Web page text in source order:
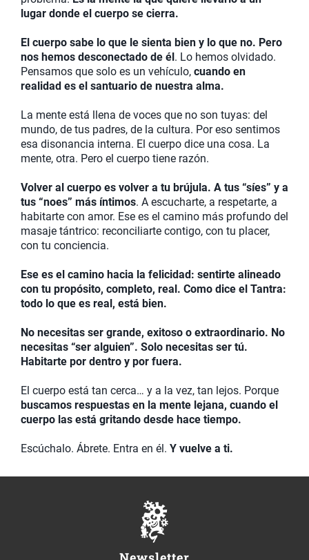
lugar donde el cuerpo se cierra.
El cuerpo sabe lo que le sienta bien y lo que no. Pero
nos hemos desconectado de él . Lo hemos olvidado.
Pensamos que solo es un vehículo, cuando en
realidad es el santuario de nuestra alma.
La mente está llena de voces que no son tuyas: del
mundo, de tus padres, de la cultura. Por eso sentimos
esa disonancia interna. El cuerpo dice una cosa. La
mente, otra. Pero el cuerpo tiene razón.
Volver al cuerpo es volver a tu brújula. A tus “síes” y a
tus “noes” más íntimos. A escucharte, a respetarte, a
habitarte con amor. Ese es el camino más profundo del
masaje tántrico: reconciliarte contigo, con tu placer,
con tu conciencia.
Ese es el camino hacia la felicidad: sentirte alineado
con tu propósito, completo, real. Como dice el Tantra:
todo lo que es real, está bien.
No necesitas ser grande, exitoso o extraordinario. No
necesitas “ser alguien”. Solo necesitas ser tú.
Habitarte por dentro y por fuera.
El cuerpo está tan cerca… y a la vez, tan lejos. Porque
buscamos respuestas en la mente lejana, cuando el
cuerpo las está gritando desde hace tiempo.
Escúchalo. Ábrete. Entra en él. Y vuelve a ti.